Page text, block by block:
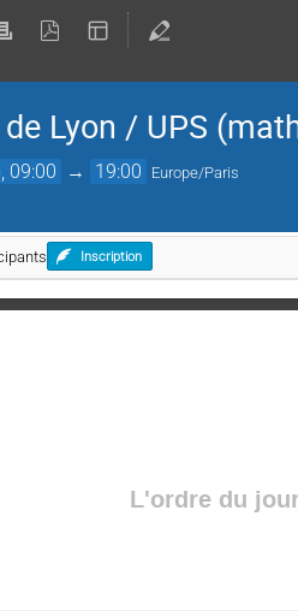
Lyon / UPS
09:00 → 19:00 Europe/Paris
Inscription
L'ordre du